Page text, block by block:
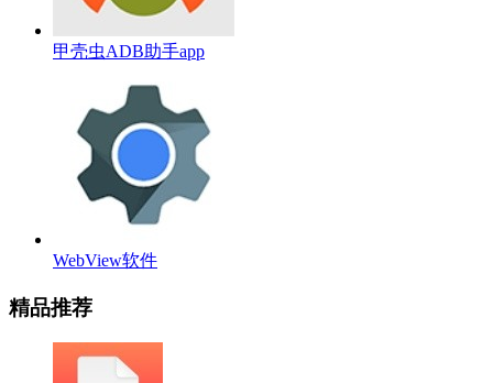
甲壳虫ADB助手app
WebView软件
精品推荐